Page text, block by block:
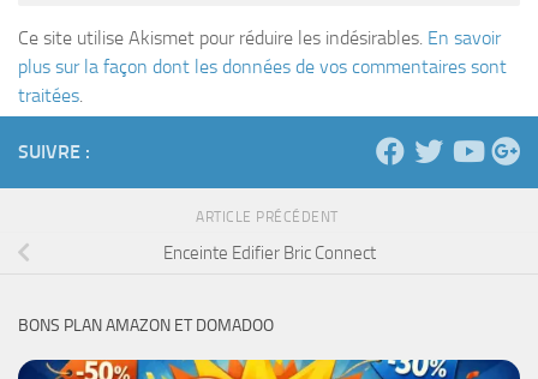
Ce site utilise Akismet pour réduire les indésirables. En savoir
plus sur la façon dont les données de vos commentaires sont
traitées.
SUIVRE :
ARTICLE PRÉCÉDENT
Enceinte Edifier Bric Connect
BONS PLAN AMAZON ET DOMADOO